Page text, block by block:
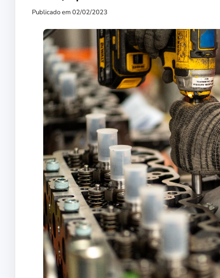
Publicado em 02/02/2023